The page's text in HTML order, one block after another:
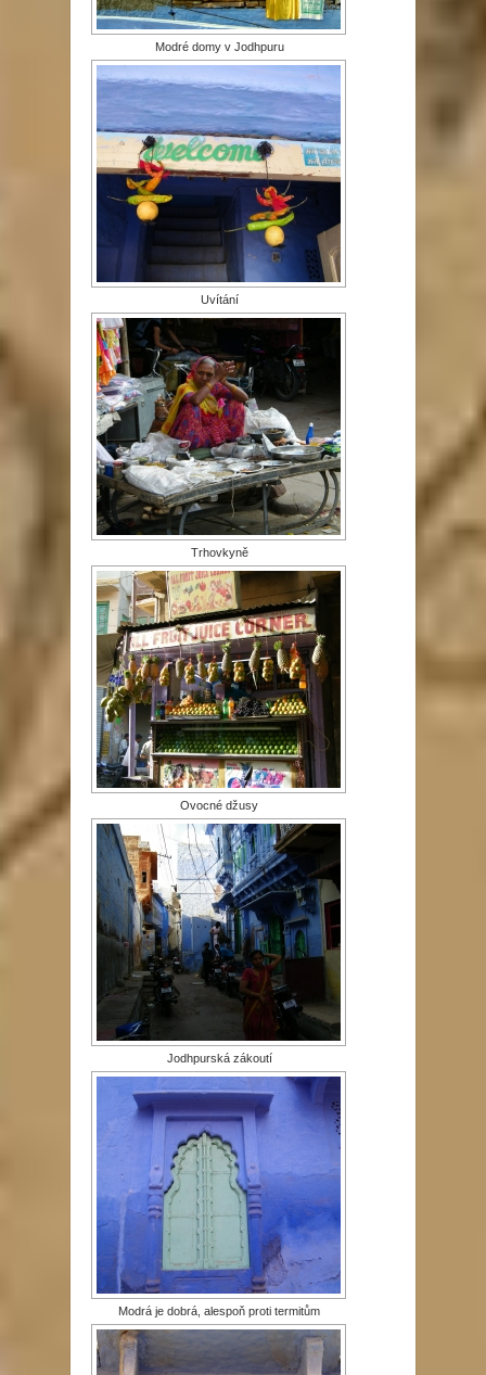
Modré domy v Jodhpuru
Uvítání
Trhovkyně
Ovocné džusy
Jodhpurská zákoutí
Modrá je dobrá, alespoň proti termitům